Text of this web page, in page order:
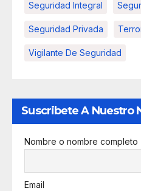
Seguridad Integral
Seguridad Privada
Vigilante De Seguridad
Suscribete A Nuestro
Nombre o nombre completo
Email